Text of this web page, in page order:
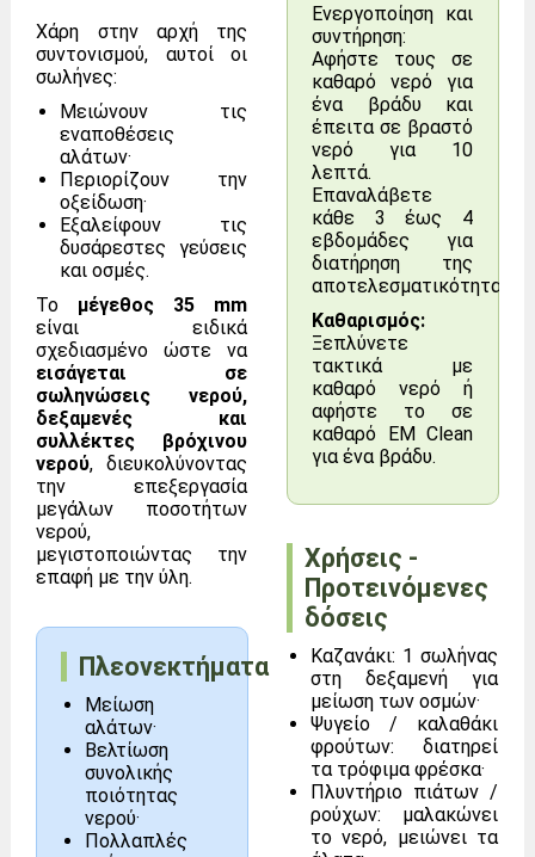
Χάρη στην αρχή της
συντονισμού, αυτοί οι
σωλήνες:
Μειώνουν τις
εναποθέσεις
αλάτων·
Περιορίζουν την
οξείδωση·
Εξαλείφουν τις
δυσάρεστες γεύσεις
και οσμές.
Το μέγεθος 35 mm
είναι ειδικά
σχεδιασμένο ώστε να
εισάγεται σε
σωληνώσεις νερού,
δεξαμενές και
συλλέκτες βρόχινου
νερού, διευκολύνοντας
την επεξεργασία
μεγάλων ποσοτήτων
νερού,
μεγιστοποιώντας την
επαφή με την ύλη.
Πλεονεκτήματα
Μείωση
αλάτων·
Βελτίωση
συνολικής
ποιότητας
νερού·
Πολλαπλές
Ενεργοποίηση και
συντήρηση:
Αφήστε τους σε
καθαρό νερό για
ένα βράδυ και
έπειτα σε βραστό
νερό για 10
λεπτά.
Επαναλάβετε
κάθε 3 έως 4
εβδομάδες για
διατήρηση της
αποτελεσματικότητας.
Καθαρισμός:
Ξεπλύνετε
τακτικά με
καθαρό νερό ή
αφήστε το σε
καθαρό EM Clean
για ένα βράδυ.
Χρήσεις -
Προτεινόμενες
δόσεις
Καζανάκι: 1 σωλήνας
στη δεξαμενή για
μείωση των οσμών·
Ψυγείο / καλαθάκι
φρούτων: διατηρεί
τα τρόφιμα φρέσκα·
Πλυντήριο πιάτων /
ρούχων: μαλακώνει
το νερό, μειώνει τα